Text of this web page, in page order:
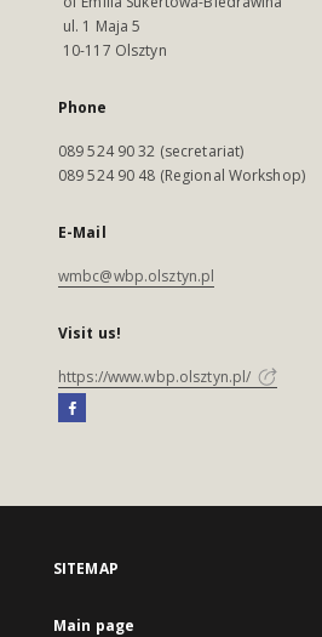
ul. 1 Maja 5
10-117 Olsztyn
Phone
089 524 90 32 (secretariat)
089 524 90 48 (Regional Workshop)
E-Mail
wmbc@wbp.olsztyn.pl
Visit us!
https://www.wbp.olsztyn.pl/
SITEMAP
Main page